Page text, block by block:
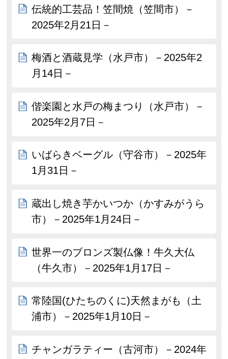
伝統的工芸品！笠間焼（笠間市）－
2025年2月21日－
梅酒と酒蔵見学（水戸市）－2025年2
月14日－
偕楽園と水戸の梅まつり（水戸市）－
2025年2月7日－
いばらきベーグル（守谷市）－2025年
1月31日－
蔵出し焼き芋かいつか（かすみがうら
市）－2025年1月24日－
世界一のブロンズ製仏像！牛久大仏
（牛久市）－2025年1月17日－
常陸国(ひたちのくに)天然まがも（土
浦市）－2025年1月10日－
チャンガラティー（古河市）－2024年